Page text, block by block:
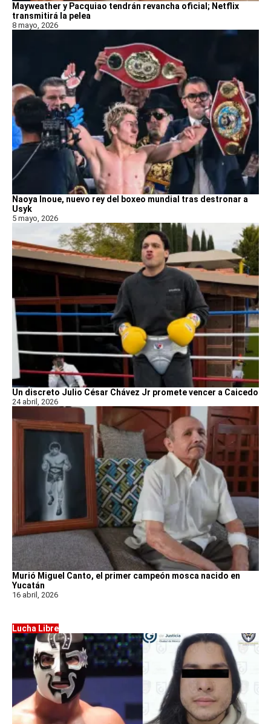
Mayweather y Pacquiao tendrán revancha oficial; Netflix
transmitirá la pelea
8 mayo, 2026
Naoya Inoue, nuevo rey del boxeo mundial tras destronar a
Usyk
5 mayo, 2026
Un discreto Julio César Chávez Jr promete vencer a Caicedo
24 abril, 2026
Murió Miguel Canto, el primer campeón mosca nacido en
Yucatán
16 abril, 2026
Lucha Libre